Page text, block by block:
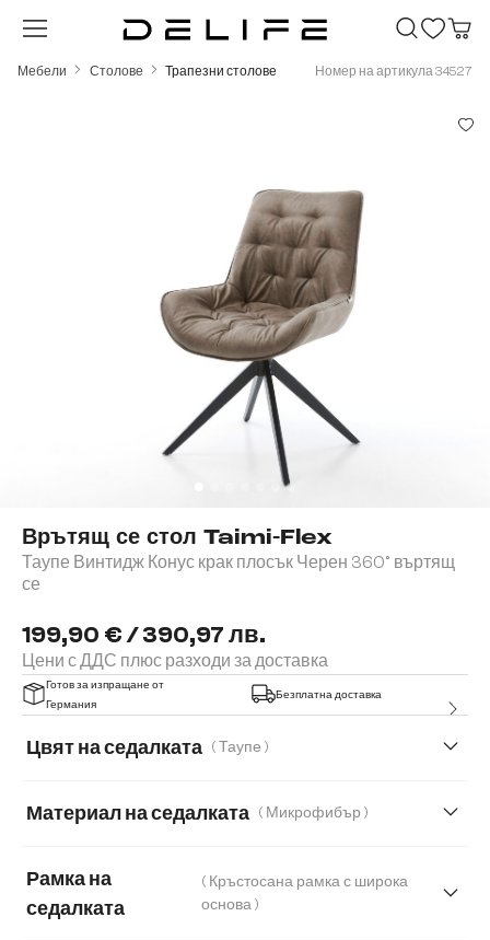
Преминете към основното съдържание
Мебели Столове Трапезни столове Номер на артикула 34527
Врътящ се стол Taimi-Flex
Таупе Винтидж Конус крак плосък Черен 360° въртящ
се
199,90 € / 390,97 лв.
Цени с ДДС плюс разходи за доставка
Готов за изпращане от
Германия
Безплатна доставка
Цвят на седалката ( Таупе )
Материал на седалката ( Микрофибър )
Мека тъкана материя Меко букле
Рамка на
седалката
( Кръстосана рамка с широка
основа )